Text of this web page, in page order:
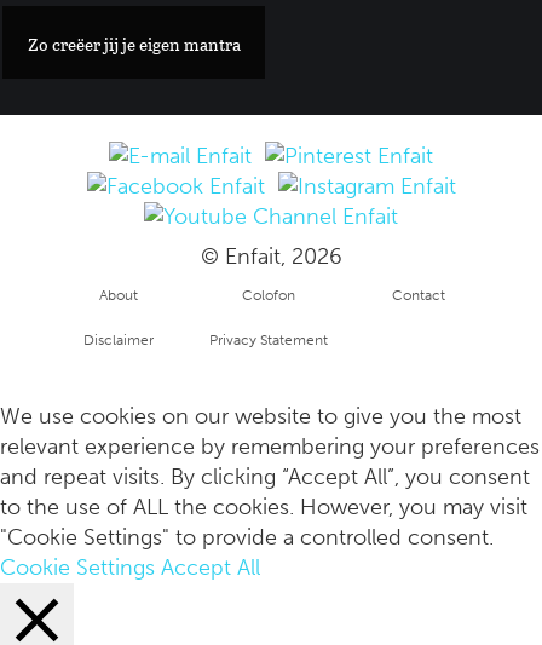
Zo creëer jij je eigen mantra
© Enfait, 2026
About Colofon Contact
Disclaimer Privacy Statement
info
We use cookies on our website to give you the most
relevant experience by remembering your preferences
and repeat visits. By clicking “Accept All”, you consent
to the use of ALL the cookies. However, you may visit
"Cookie Settings" to provide a controlled consent.
Cookie Settings Accept All